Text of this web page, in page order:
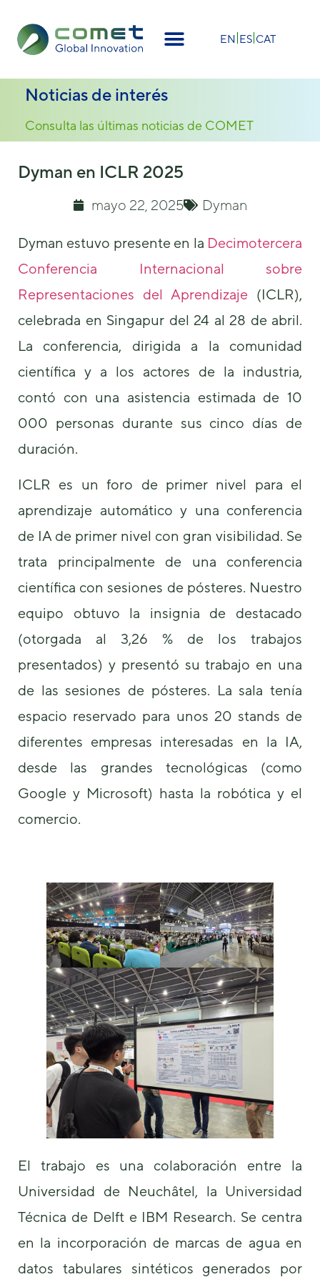
EN ES CAT
Noticias de interés
Consulta las últimas noticias de COMET
Dyman en ICLR 2025
mayo 22, 2025 Dyman
Dyman estuvo presente en la Decimotercera
Conferencia Internacional sobre
Representaciones del Aprendizaje (ICLR),
celebrada en Singapur del 24 al 28 de abril.
La conferencia, dirigida a la comunidad
científica y a los actores de la industria,
contó con una asistencia estimada de 10
000 personas durante sus cinco días de
duración.
ICLR es un foro de primer nivel para el
aprendizaje automático y una conferencia
de IA de primer nivel con gran visibilidad. Se
trata principalmente de una conferencia
científica con sesiones de pósteres. Nuestro
equipo obtuvo la insignia de destacado
(otorgada al 3,26 % de los trabajos
presentados) y presentó su trabajo en una
de las sesiones de pósteres. La sala tenía
espacio reservado para unos 20 stands de
diferentes empresas interesadas en la IA,
desde las grandes tecnológicas (como
Google y Microsoft) hasta la robótica y el
comercio.
El trabajo es una colaboración entre la
Universidad de Neuchâtel, la Universidad
Técnica de Delft e IBM Research. Se centra
en la incorporación de marcas de agua en
datos tabulares sintéticos generados por
son
Son
para que
web.
Estadísticas
Para que
podamos
mejorar la
funcionalidad
y estructura
base a cómo
web.
Experiencia
visita. Si
rechaza estas
cookies,
algunas
funcionalidades
desaparecerán
de la web.
Marketing
Al compartir tus
intereses y
comportamiento
mientras visitas
nuestro sitio,
aumentas la
posibilidad de
ver contenido y
personalizados.